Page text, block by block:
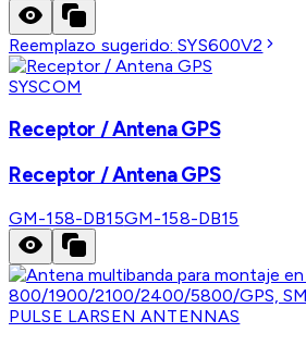
Reemplazo sugerido:SYS600V2
SYSCOM
Receptor / Antena GPS
Receptor / Antena GPS
GM-158-DB15GM-158-DB15
PULSE LARSEN ANTENNAS